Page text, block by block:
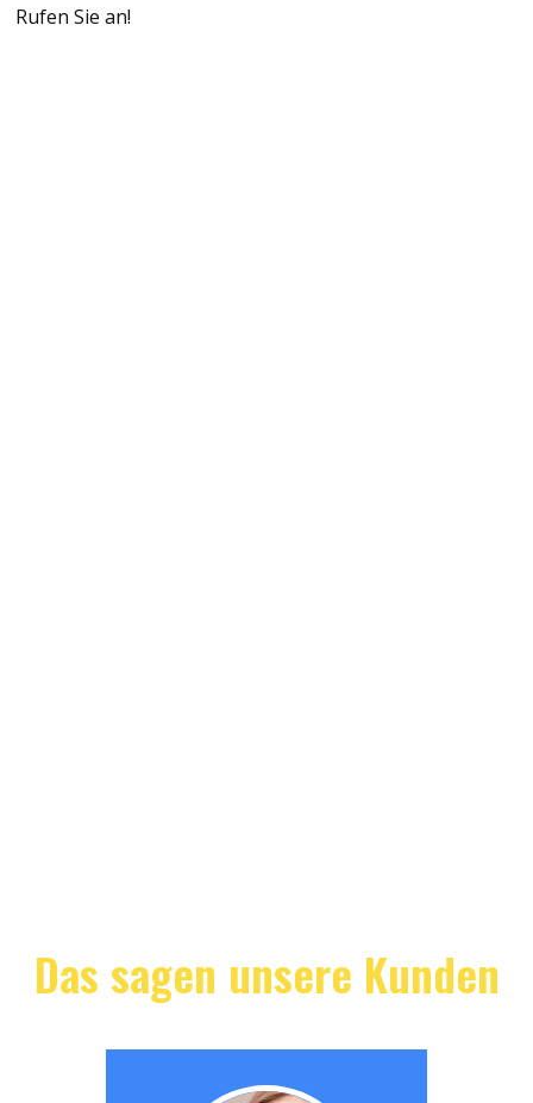
Rufen Sie an!
Das sagen unsere Kunden